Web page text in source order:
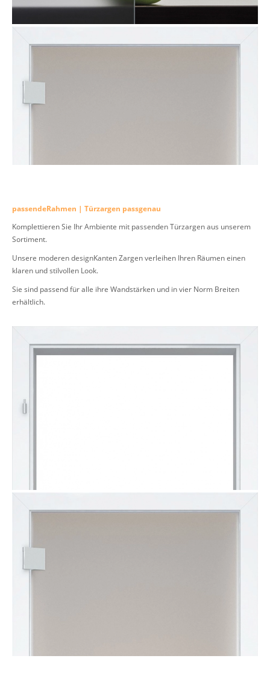
passendeRahmen | Türzargen passgenau
Komplettieren Sie Ihr Ambiente mit passenden Türzargen aus unserem
Sortiment.
Unsere moderen designKanten Zargen verleihen Ihren Räumen einen
klaren und stilvollen Look.
Sie sind passend für alle ihre Wandstärken und in vier Norm Breiten
erhältlich.